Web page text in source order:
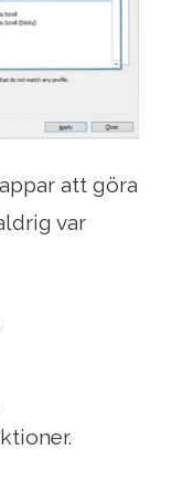
att göra
var